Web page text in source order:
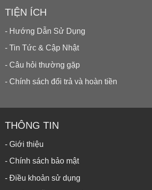
TIỆN ÍCH
- Hướng Dẫn Sử Dụng
- Tin Tức & Cập Nhật
- Câu hỏi thường gặp
- Chính sách đổi trả và hoàn tiền
THÔNG TIN
- Giới thiệu
- Chính sách bảo mật
- Điều khoản sử dụng